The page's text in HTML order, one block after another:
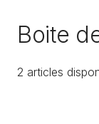
Boite
2 articles